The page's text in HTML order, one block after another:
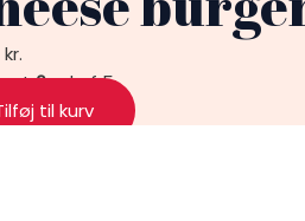
kr.
0ud af 5
til kurv